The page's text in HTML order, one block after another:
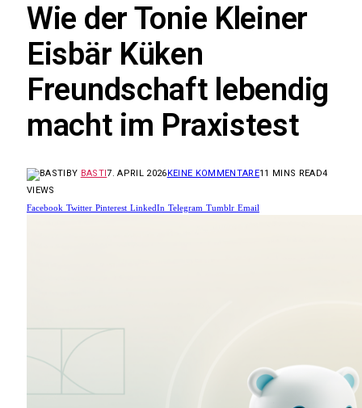
Wie der Tonie Kleiner
Eisbär Küken
Freundschaft lebendig
macht im Praxistest
BY BASTI7. APRIL 2026KEINE KOMMENTARE11 MINS READ4
VIEWS
Facebook Twitter Pinterest LinkedIn Telegram Tumblr Email